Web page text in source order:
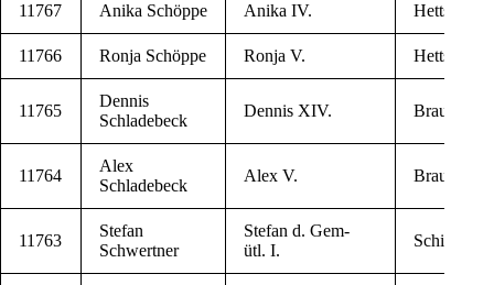
11767 Ani­ka Schöppe Ani­ka IV. Hett­stedt
11766 Ron­ja Schöppe Ron­ja V. Hett­stedt
11765
Den­nis
Schladebeck
Den­nis XIV.
11764
Alex
Schladebeck
Alex V.
11763
Ste­fan
Schwertner
Ste­fan d. Gem­
ütl. I.
Schier­ke